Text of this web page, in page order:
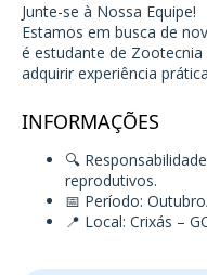
Junte-se à Nossa Equipe!
Estamos em busca de
é estudante de
adquirir experiência
INFORMAÇÕES
🔍
reprodutivos.
📅 Período:
📍 Local: Crixás –